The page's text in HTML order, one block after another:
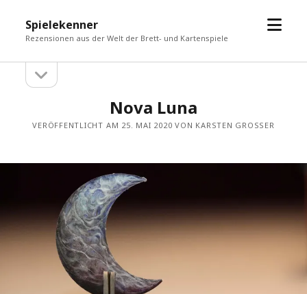
Spielekenner
Rezensionen aus der Welt der Brett- und Kartenspiele
Menü
Seitenleiste
öffnen
Nova Luna
VERÖFFENTLICHT AM 25. MAI 2020 VON KARSTEN GROSSER